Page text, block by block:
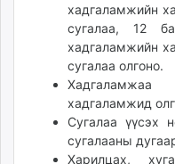
хадгаламжийн
сугалаа, 12
хадгаламжийн
сугалаа олгоно.
хадгаламжид
Сугалаа үүсэх
сугалааны
Харилцах,